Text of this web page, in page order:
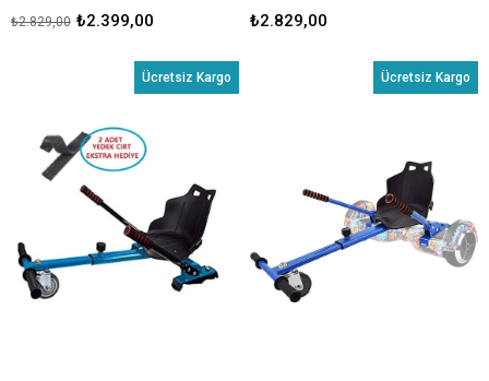
₺2.399,00
₺2.829,00 ₺2.829,00
Ücretsiz Kargo Ücretsiz Kargo